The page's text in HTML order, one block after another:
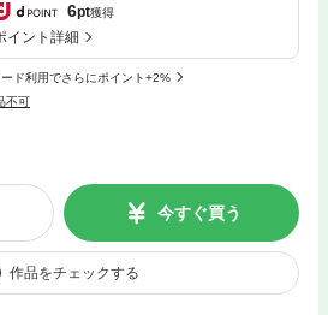
6pt獲得
イント詳細
ド利用でさらにポイント+2%
不可
今すぐ買う
作品をチェックする